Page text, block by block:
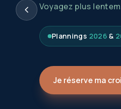
Voyagez plus
Plannings 2026 &
Je réserve ma